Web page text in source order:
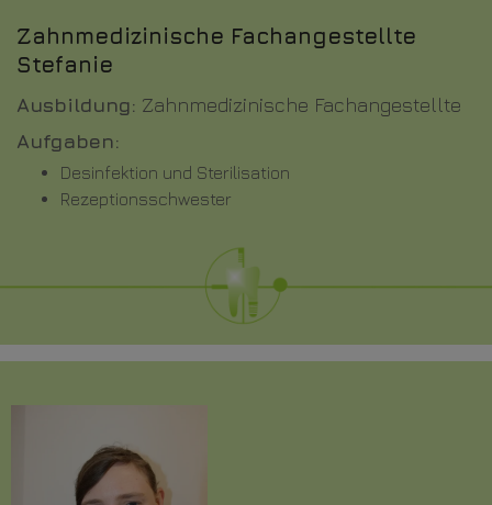
Zahnmedizinische Fachangestellte
Stefanie
Ausbildung: Zahnmedizinische Fachangestellte
Aufgaben:
Desinfektion und Sterilisation
Rezeptionsschwester